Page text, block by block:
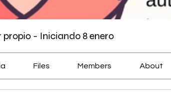
- Iniciando 8 enero
Files Members About